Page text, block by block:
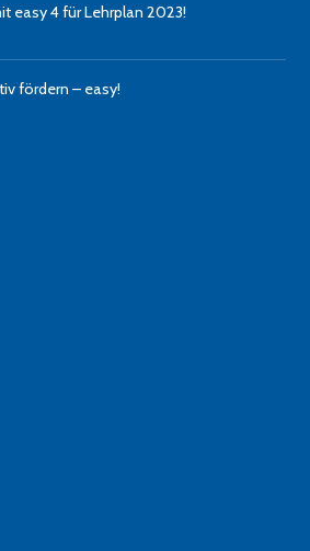
easy 4 für Lehrplan 2023!
fördern – easy!